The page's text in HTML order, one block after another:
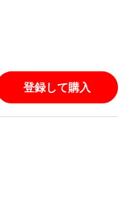
登録して購入